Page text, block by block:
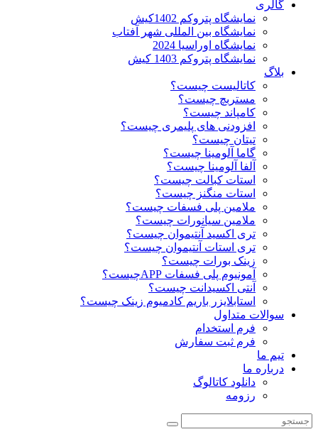
گالری
نمایشگاه پتروکم 1402کیش
نمایشگاه بین المللی شهر آفتاب
نمایشگاه اوراسیا 2024
نمایشگاه پتروکم 1403 کیش
بلاگ
کاتالیست چیست؟
مستربچ چیست؟
کامپاند چیست؟
افزودنی های پلیمری چیست؟
تیتان چیست؟
گاما آلومینا چیست؟
آلفا آلومینا چیست؟
استات کبالت چیست؟
استات منگنز چیست؟
ملامین پلی فسفات چیست؟
ملامین سیانورات چیست؟
تری اکسید آنتیموان چیست؟
تری استات آنتیموان چیست؟
زینک بورات چیست؟
آمونیوم پلی فسفات APPچیست؟
آنتی اکسیدانت چیست؟
استابلایزر باریم کادمیوم زینک چیست؟
سوالات متداول
فرم استخدام
فرم ثبت سفارش
تیم ما
درباره ما
دانلود کاتالوگ
رزومه